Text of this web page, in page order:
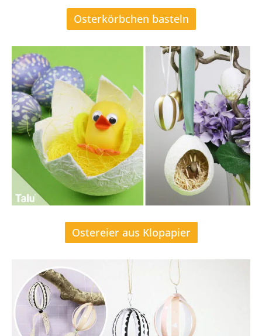
Osterkörbchen basteln
Ostereier aus Klopapier